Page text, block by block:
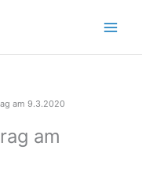
am 9.3.2020
am